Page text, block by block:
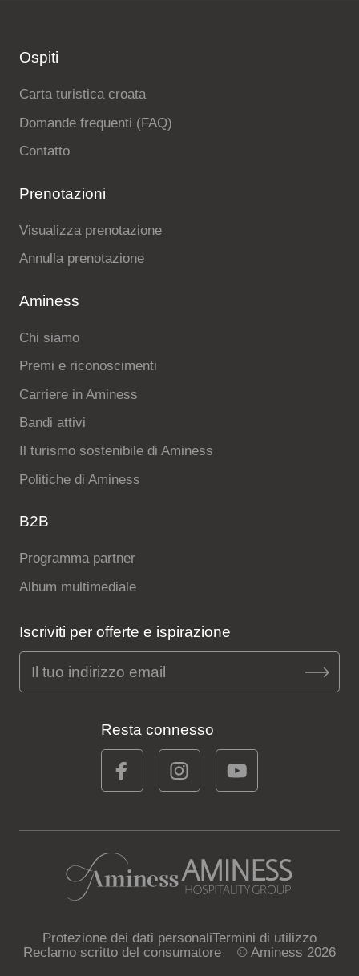
Ospiti
Carta turistica croata
Domande frequenti (FAQ)
Contatto
Prenotazioni
Visualizza prenotazione
Annulla prenotazione
Aminess
Chi siamo
Premi e riconoscimenti
Carriere in Aminess
Bandi attivi
Il turismo sostenibile di Aminess
Politiche di Aminess
B2B
Programma partner
Album multimediale
Iscriviti per offerte e ispirazione
Resta connesso
Protezione dei dati personaliTermini di utilizzo
Reclamo scritto del consumatore
© Aminess 2026